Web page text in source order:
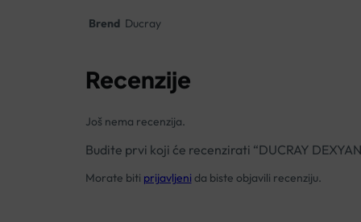
Brend Ducray
Recenzije
Još nema recenzija.
Budite prvi koji će recenzirati “DUCRAY
Morate biti prijavljeni da biste objavili recenziju.